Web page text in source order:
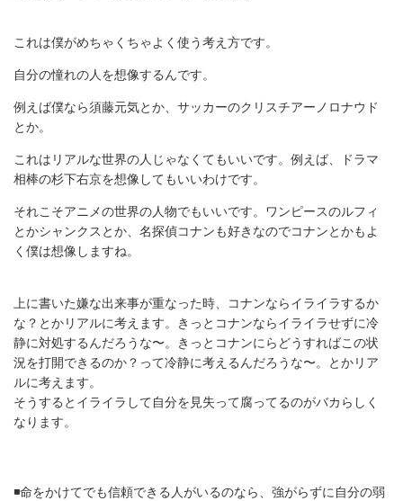
これは僕がめちゃくちゃよく使う考え方です。
自分の憧れの人を想像するんです。
例えば僕なら須藤元気とか、サッカーのクリスチアーノロナウド
とか。
これはリアルな世界の人じゃなくてもいいです。例えば、ドラマ
相棒の杉下右京を想像してもいいわけです。
それこそアニメの世界の人物でもいいです。ワンピースのルフィ
とかシャンクスとか、名探偵コナンも好きなのでコナンとかもよ
く僕は想像しますね。
上に書いた嫌な出来事が重なった時、コナンならイライラするか
な？とかリアルに考えます。きっとコナンならイライラせずに冷
静に対処するんだろうな〜。きっとコナンにらどうすればこの状
況を打開できるのか？って冷静に考えるんだろうな〜。とかリア
ルに考えます。
そうするとイライラして自分を見失って腐ってるのがバカらしく
なります。
◾️命をかけてでも信頼できる人がいるのなら、強がらずに自分の弱